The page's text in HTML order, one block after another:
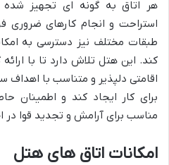
هر اتاق به گونه ای تجهیز
استراحت و انجام کارهای ضروری
طبقات مختلف نیز دسترسی به
کند. این هتل تلاش دارد تا با
اقامتی دلپذیر و متناسب با اهداف
برای کار ایجاد کند و اطمینان
مناسب برای آرامش و تجدید قوا در
امکانات اتاق های هتل